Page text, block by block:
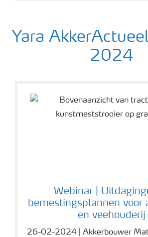
Yara
2024
Webinar |
bemestingsplannen voor
en veehouderij
26-02-2024 | Akkerbouwer